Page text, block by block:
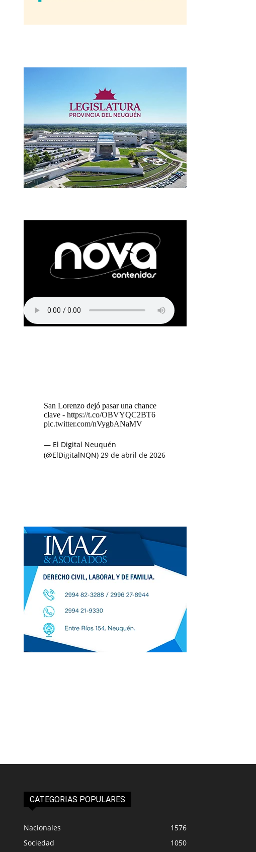
San Lorenzo dejó pasar una chance
clave - https://t.co/OBVYQC2BT6
pic.twitter.com/nVygbANaMV
— El Digital Neuquén
(@ElDigitalNQN) 29 de abril de 2026
CATEGORIAS POPULARES
Nacionales
1576
Sociedad
1050